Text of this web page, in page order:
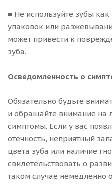
■ Не используйте зубы
упаковок или
может привести к
зуба.
Осведомленность о
Обязательно будьте
и обращайте внимание на
симптомы. Если у вас
отечность, неприятный
цвета зуба или наличие
свидетельствовать о
таком случае немедленно